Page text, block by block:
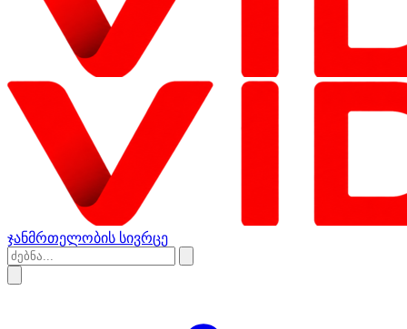
ჯანმრთელობის სივრცე